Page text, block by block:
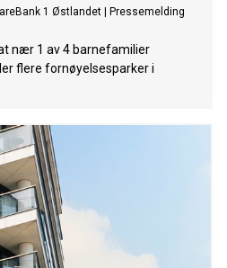
1 Østlandet Pressemelding
nær 1 av 4 barnefamilier
flere fornøyelsesparker i